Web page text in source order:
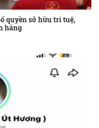
quyền sở hữu trí tuệ,
hãng